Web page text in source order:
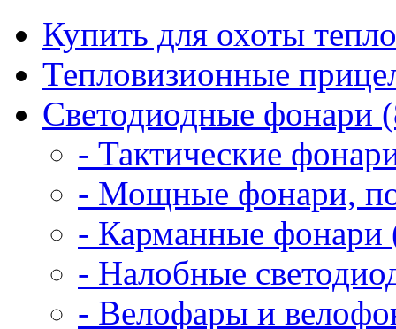
Купить для охоты
Тепловизионные
Светодиодные фонари
- Тактические
- Мощные фонари,
- Карманные фонари
- Налобные
- Велофары и